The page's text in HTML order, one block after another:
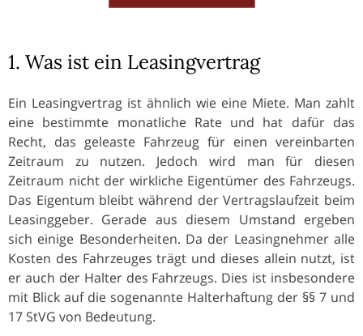
1. Was ist ein Leasingvertrag
Ein Leasingvertrag ist ähnlich wie eine Miete. Man zahlt
eine bestimmte monatliche Rate und hat dafür das
Recht, das geleaste Fahrzeug für einen vereinbarten
Zeitraum zu nutzen. Jedoch wird man für diesen
Zeitraum nicht der wirkliche Eigentümer des Fahrzeugs.
Das Eigentum bleibt während der Vertragslaufzeit beim
Leasinggeber. Gerade aus diesem Umstand ergeben
sich einige Besonderheiten. Da der Leasingnehmer alle
Kosten des Fahrzeuges trägt und dieses allein nutzt, ist
er auch der Halter des Fahrzeugs. Dies ist insbesondere
mit Blick auf die sogenannte Halterhaftung der §§ 7 und
17 StVG von Bedeutung.